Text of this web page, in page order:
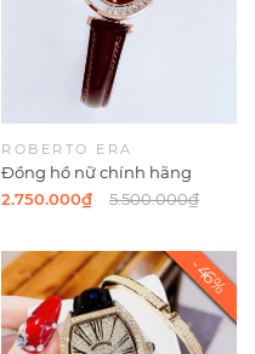
ROBERTO ERA
Đồng hồ nữ chính hãng
Roberto Era RE0849 dây da
2.750.000₫ 5.500.000₫